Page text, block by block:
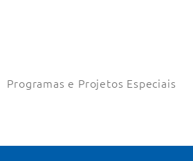
Programas e Projetos Especiais